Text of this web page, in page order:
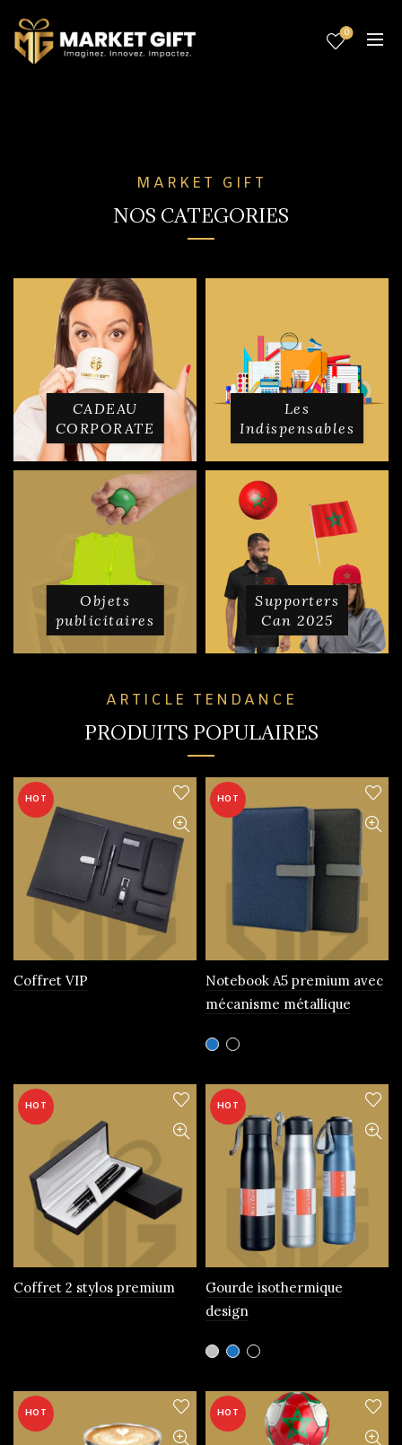
0
MARKET GIFT
NOS CATEGORIES
CADEAU
CORPORATE
Les
Indispensables
Objets
publicitaires
Supporters
Can 2025
ARTICLE TENDANCE
PRODUITS POPULAIRES
HOT
Coffret VIP
HOT
Notebook A5 premium avec
mécanisme métallique
Ce
produit
plusieurs
variations.
options
choisies
page
du
produit
HOT
Coffret 2 stylos premium
HOT
Gourde isothermique
design
Ce
produit
plusieurs
variations.
HOT HOT